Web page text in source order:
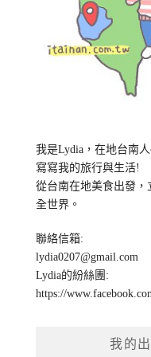
我是Lydia，在地台南
寫寫我的旅行與生活!
從台南在地美食出發
全世界。
聯絡信箱:
lydia0207@gmail.com
Lydia的紛絲團:
https://
我的